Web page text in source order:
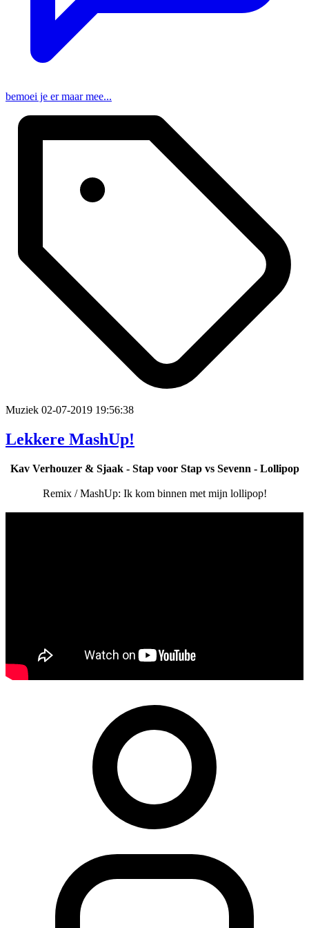
bemoei je er maar mee...
Muziek 02-07-2019 19:56:38
Lekkere MashUp!
Kav Verhouzer & Sjaak - Stap voor Stap vs Sevenn - Lollipop
Remix / MashUp: Ik kom binnen met mijn lollipop!